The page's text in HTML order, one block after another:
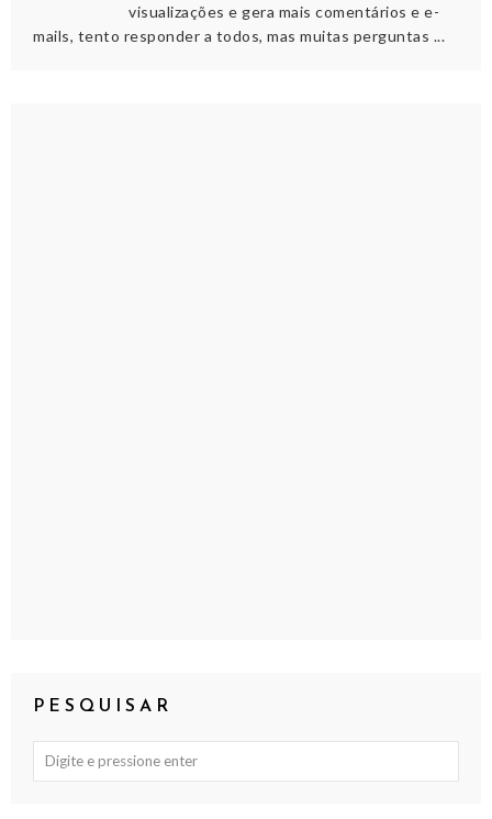
visualizações e gera mais comentários e e-
mails, tento responder a todos, mas muitas perguntas ...
PESQUISAR